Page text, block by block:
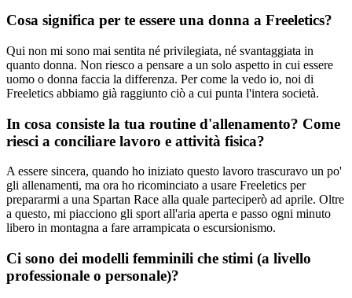
Cosa significa per te essere una donna a Freeletics?
Qui non mi sono mai sentita né privilegiata, né svantaggiata in
quanto donna. Non riesco a pensare a un solo aspetto in cui essere
uomo o donna faccia la differenza. Per come la vedo io, noi di
Freeletics abbiamo già raggiunto ciò a cui punta l'intera società.
In cosa consiste la tua routine d'allenamento? Come
riesci a conciliare lavoro e attività fisica?
A essere sincera, quando ho iniziato questo lavoro trascuravo un po'
gli allenamenti, ma ora ho ricominciato a usare Freeletics per
prepararmi a una Spartan Race alla quale parteciperò ad aprile. Oltre
a questo, mi piacciono gli sport all'aria aperta e passo ogni minuto
libero in montagna a fare arrampicata o escursionismo.
Ci sono dei modelli femminili che stimi (a livello
professionale o personale)?